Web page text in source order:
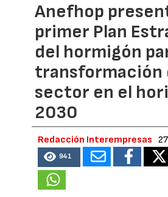
Anefhop
primer Plan
del hormigón
transformación
sector en el
2030
Redacción Interempresas
941